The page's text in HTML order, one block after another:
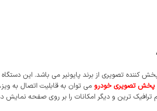
پخش تصویری خودرو